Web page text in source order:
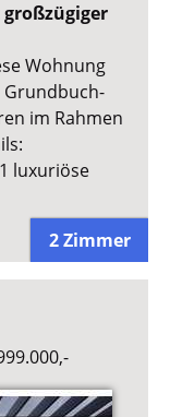
Wohnung
im Rahmen
luxuriöse
2 Zimmer